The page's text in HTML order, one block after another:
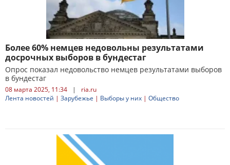
Более 60% немцев недовольны результатами
досрочных выборов в бундестаг
Опрос показал недовольство немцев результатами выборов
в бундестаг
08 марта 2025, 11:34 |
ria.ru
Лента новостей | Зарубежье | Выборы у них | Общество